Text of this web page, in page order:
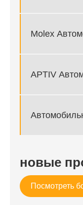
Molex
APTIV
новые
Посмотреть